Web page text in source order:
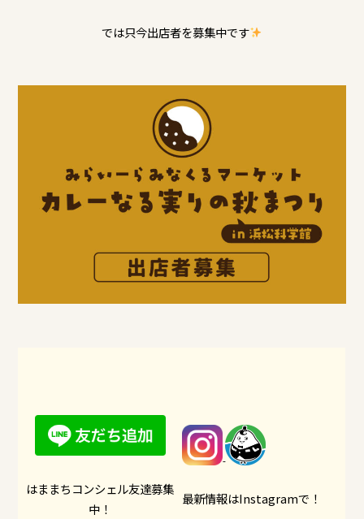
では只今出店者を募集中です
はままちコンシェル友達募集
中！
最新情報はInstagramで！